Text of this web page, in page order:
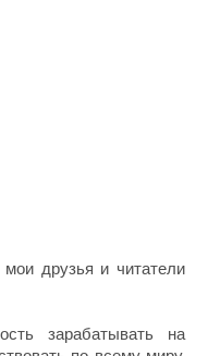
друзья и читатели
зарабатывать на